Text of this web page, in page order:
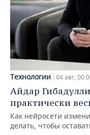
Технологии 04 авг,
Айдар
практически
Как нейросети
делать, чтобы